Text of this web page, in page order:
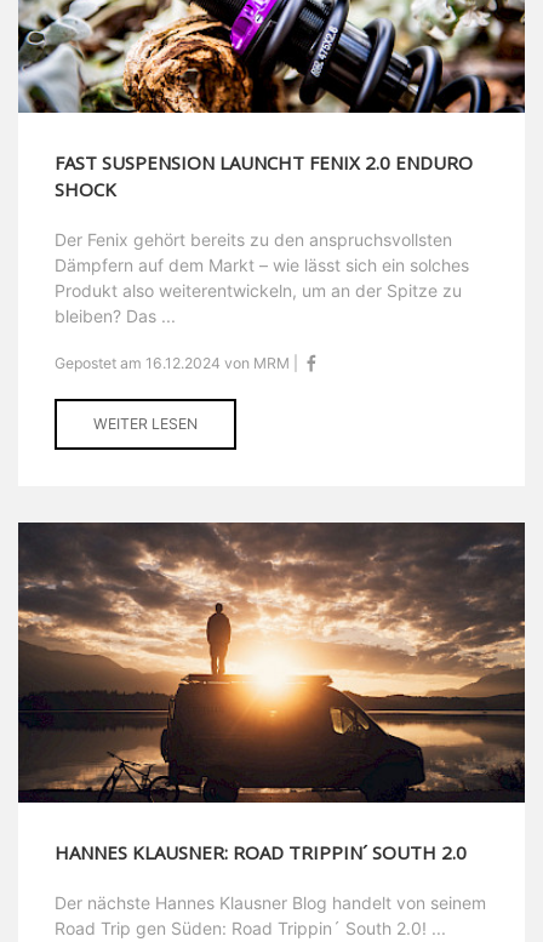
FAST SUSPENSION LAUNCHT FENIX 2.0 ENDURO
SHOCK
Der Fenix gehört bereits zu den anspruchsvollsten
Dämpfern auf dem Markt – wie lässt sich ein solches
Produkt also weiterentwickeln, um an der Spitze zu
bleiben? Das ...
Gepostet am 16.12.2024 von MRM |
WEITER LESEN
HANNES KLAUSNER: ROAD TRIPPIN´ SOUTH 2.0
Der nächste Hannes Klausner Blog handelt von seinem
Road Trip gen Süden: Road Trippin´ South 2.0! ...